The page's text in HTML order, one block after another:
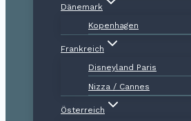
Dänemark
Kopenhagen
Frankreich
Disneyland Paris
Nizza / Cannes
Österreich